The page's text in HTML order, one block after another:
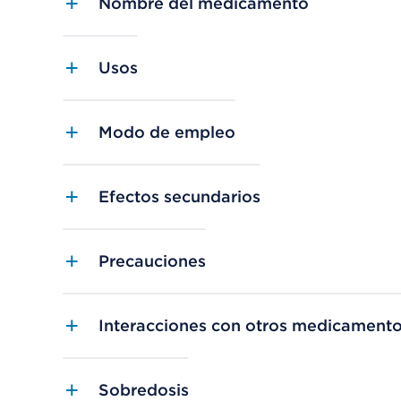
Usos
Modo de empleo
Efectos secundarios
Precauciones
Interacciones con otros
Sobredosis